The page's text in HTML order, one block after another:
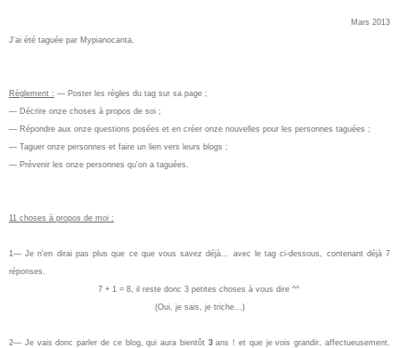
Mars 2013
J'ai été taguée par Mypianocanta.
Règlement : — Poster les règles du tag sur sa page ;
— Décrire onze choses à propos de soi ;
— Répondre aux onze questions posées et en créer onze nouvelles pour les personnes taguées ;
— Taguer onze personnes et faire un lien vers leurs blogs ;
— Prévenir les onze personnes qu'on a taguées.
11 choses à propos de moi :
1— Je n'en dirai pas plus que ce que vous savez déjà... avec le tag ci-dessous, contenant déjà 7
réponses.
7 + 1 = 8, il reste donc 3 petites choses à vous dire ^^
(Oui, je sais, je triche...)
2— Je vais donc parler de ce blog, qui aura bientôt 3ans ! et que je vois grandir, affectueusement.